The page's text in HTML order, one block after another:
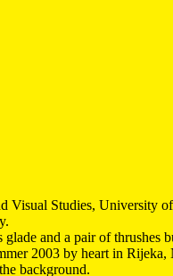
Visual Studies, University
and a pair of thrushes
2003 by heart in Rijeka,
background.